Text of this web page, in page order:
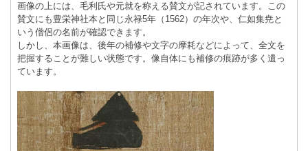
画像の上には、毛利氏や元就を称える賛文が記されています。この
賛文にも豊栄神社本と同じ永禄5年（1562）の年次や、仁如集尭と
いう僧侶の名前が確認できます。
しかし、本画像は、後年の補修や文字の摩耗などによって、全文を
把握することが難しい状態です。像自体にも補修の痕跡が多く遺っ
ています。